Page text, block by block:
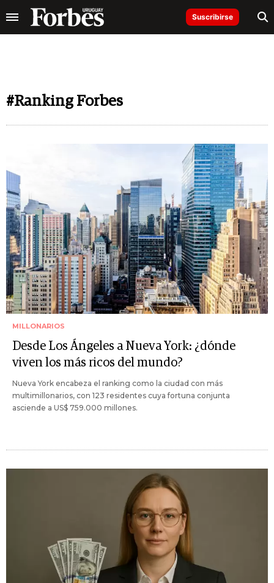
Suscribirse
#Ranking Forbes
MILLONARIOS
Desde Los Ángeles a Nueva York: ¿dónde
viven los más ricos del mundo?
Nueva York encabeza el ranking como la ciudad con más
multimillonarios, con 123 residentes cuya fortuna conjunta
asciende a US$ 759.000 millones.